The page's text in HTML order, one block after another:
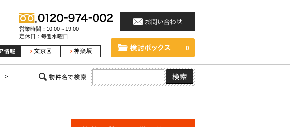
営業時間：10:00～19:00
定休日：毎週水曜日
0
>